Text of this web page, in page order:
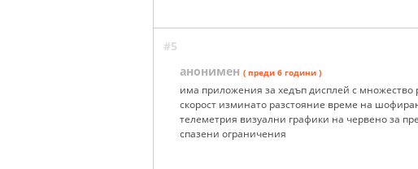
#5
анонимен ( преди 6 години )
има приложения за хедъп дисплей с
скорост изминато разстояние време на
телеметрия визуални графики на червено за
спазени ограничения